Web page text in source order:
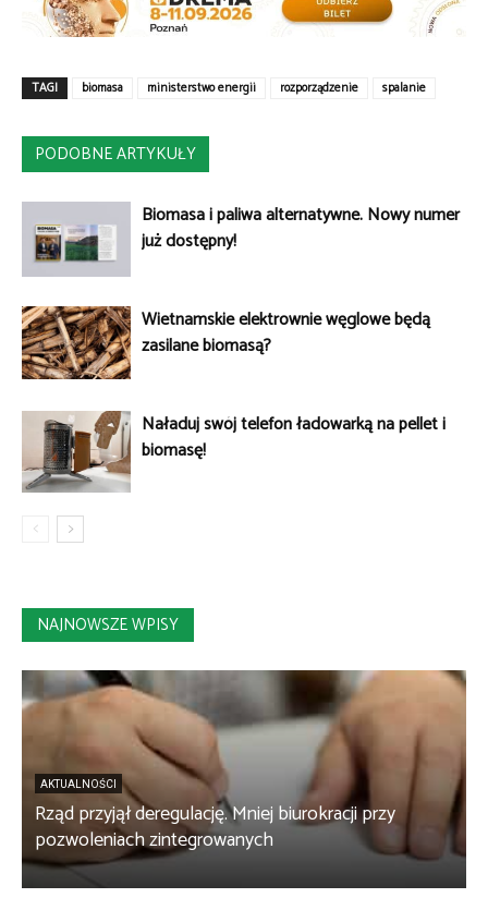
TAGI biomasa ministerstwo energii rozporządzenie spalanie
PODOBNE ARTYKUŁY
Biomasa i paliwa alternatywne. Nowy numer
już dostępny!
Wietnamskie elektrownie węglowe będą
zasilane biomasą?
Naładuj swój telefon ładowarką na pellet i
biomasę!
NAJNOWSZE WPISY
AKTUALNOŚCI
Rząd przyjął deregulację. Mniej biurokracji przy
pozwoleniach zintegrowanych